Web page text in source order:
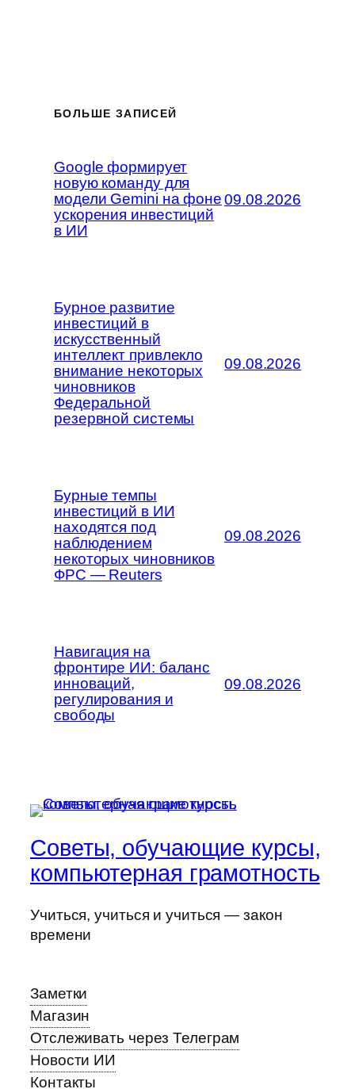
БОЛЬШЕ ЗАПИСЕЙ
Google формирует
новую команду для
модели Gemini на фоне
ускорения инвестиций
в ИИ
09.08.2026
Бурное развитие
инвестиций в
искусственный
интеллект привлекло
внимание некоторых
чиновников
Федеральной
резервной системы
09.08.2026
Бурные темпы
инвестиций в ИИ
находятся под
наблюдением
некоторых чиновников
ФРС — Reuters
09.08.2026
Навигация на
фронтире ИИ: баланс
инноваций,
регулирования и
свободы
09.08.2026
Советы, обучающие курсы,
компьютерная грамотность
Учиться, учиться и учиться — закон
времени
Заметки
Магазин
Отслеживать через Телеграм
Новости ИИ
Контакты